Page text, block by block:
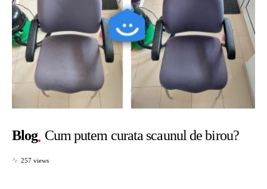
Blog Cum putem curata scaunul de birou?
257 views